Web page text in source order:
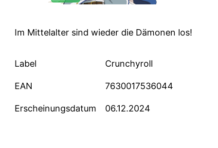
Im Mittelalter sind wieder die Dämonen los!
Label Crunchyroll
EAN 7630017536044
Erscheinungsdatum 06.12.2024